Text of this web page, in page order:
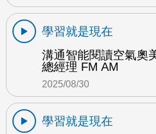
學習就是現在
溝通智能閱讀空氣奧
總經理 FM AM
2025/08/30
學習就是現在